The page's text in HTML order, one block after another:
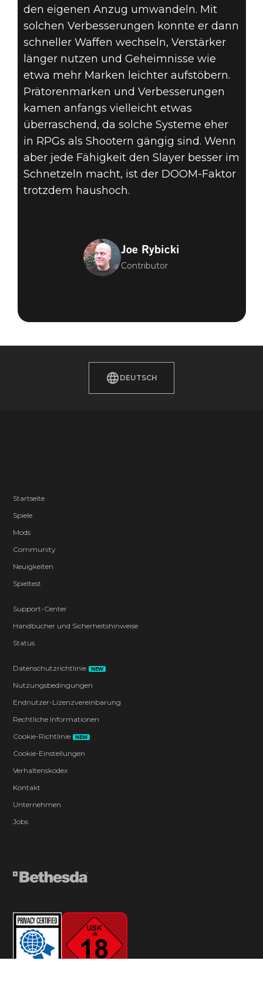
den eigenen Anzug umwandeln. Mit
solchen Verbesserungen konnte er dann
schneller Waffen wechseln, Verstärker
länger nutzen und Geheimnisse wie
etwa mehr Marken leichter aufstöbern.
Prätorenmarken und Verbesserungen
kamen anfangs vielleicht etwas
überraschend, da solche Systeme eher
in RPGs als Shootern gängig sind. Wenn
aber jede Fähigkeit den Slayer besser im
Schnetzeln macht, ist der DOOM-Faktor
trotzdem haushoch.
Joe Rybicki
Contributor
DEUTSCH
Startseite
Spiele
Mods
Community
Neuigkeiten
Spieltest
Support-Center
Handbücher und Sicherheitshinweise
Status
Datenschutzrichtlinie NEW
Nutzungsbedingungen
Endnutzer-Lizenzvereinbarung
Rechtliche Informationen
Cookie-Richtlinie
NEW
Cookie-Einstellungen
Verhaltenskodex
Kontakt
Unternehmen
Jobs